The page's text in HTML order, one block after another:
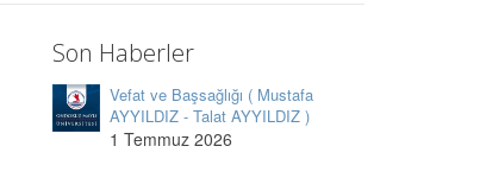
Son Haberler
Vefat ve Başsağlığı ( Mustafa
AYYILDIZ - Talat AYYILDIZ )
1 Temmuz 2026